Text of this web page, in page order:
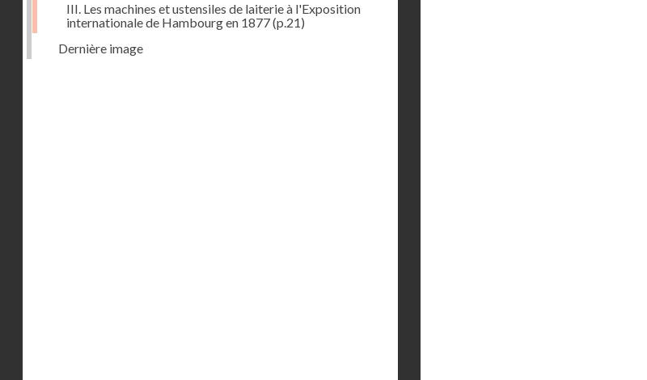
III. Les machines et ustensiles de laiterie à l'Exposition
internationale de Hambourg en 1877(p.21)
Dernière image